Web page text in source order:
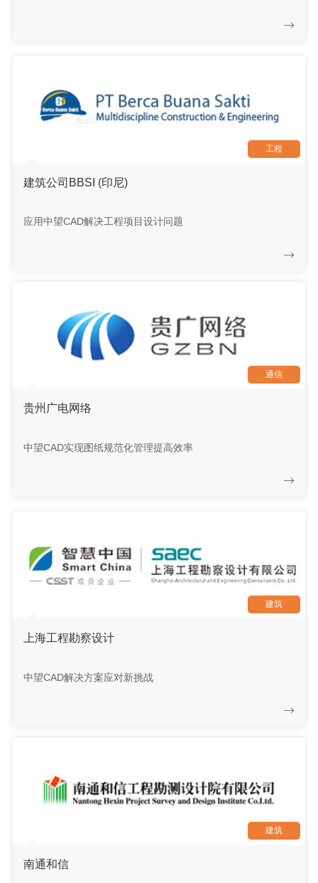
工程
建筑公司BBSI (印尼)
应用中望CAD解决工程项目设计问题
通信
贵州广电网络
中望CAD实现图纸规范化管理提高效率
建筑
上海工程勘察设计
中望CAD解决方案应对新挑战
建筑
南通和信